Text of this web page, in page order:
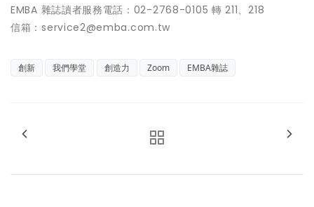
EMBA 雜誌讀者服務電話：02-2768-0105 轉 211、218
信箱：service2@emba.com.tw
創新 我們學堂 創造力 Zoom EMBA雜誌